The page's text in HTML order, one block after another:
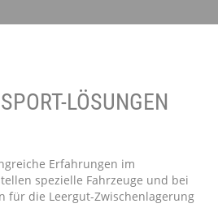
LÖSUNGEN
Erfahrungen im
spezielle Fahrzeuge und bei
für die Leergut-Zwischenlagerung